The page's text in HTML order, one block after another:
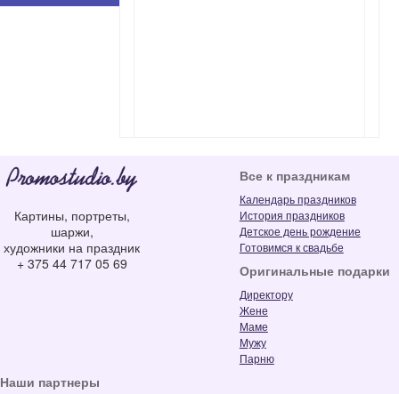
Картины, портреты,
шаржи,
художники на праздник
+ 375 44 717 05 69
Все к праздникам
Календарь праздников
История праздников
Детское день рождение
Готовимся к свадьбе
Оригинальные подарки
Директору
Жене
Маме
Мужу
Парню
Наши партнеры